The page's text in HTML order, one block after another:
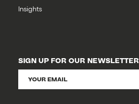
Insights
SIGN UP FOR OUR NEWSLETTER